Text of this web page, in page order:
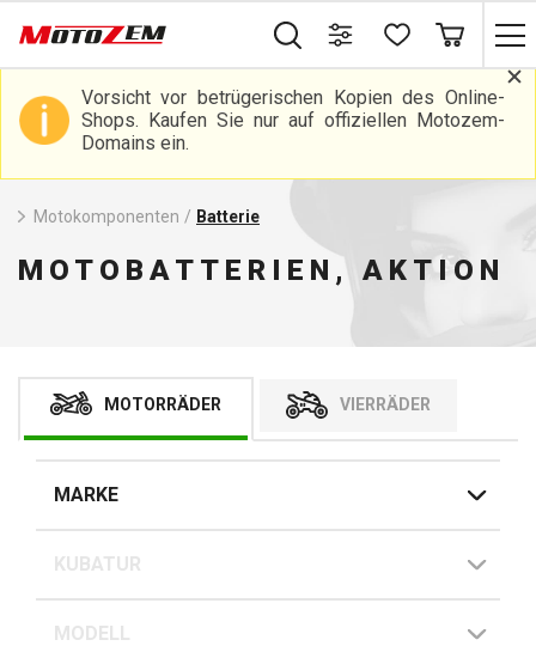
Vorsicht vor betrügerischen Kopien des Online-
Shops. Kaufen Sie nur auf offiziellen Motozem-
Domains ein.
Motokomponenten / Batterie
MOTOBATTERIEN, AKTION
MOTORRÄDER VIERRÄDER
MARKE
KUBATUR
MODELL